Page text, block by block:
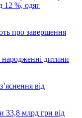
12 %, одяг
про завершення
дитини
від
33,8 млрд грн від